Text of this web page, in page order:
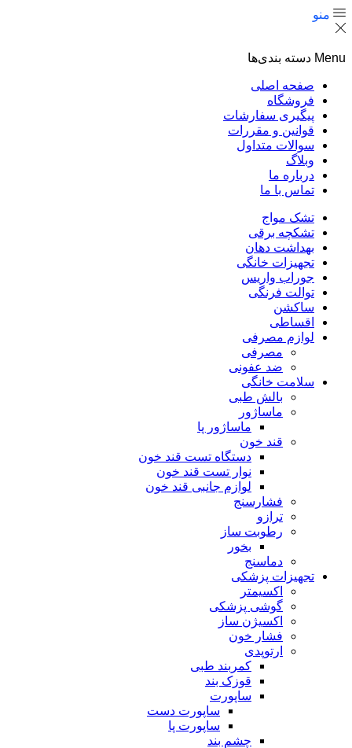
منو
Menu دسته بندی‌ها
صفحه اصلی
فروشگاه
پیگیری سفارشات
قوانین و مقررات
سوالات متداول
وبلاگ
درباره ما
تماس با ما
تشک مواج
تشکچه برقی
بهداشت دهان
تجهیزات خانگی
جوراب واریس
توالت فرنگی
ساکشن
اقساطی
لوازم مصرفی
مصرفی
ضد عفونی
سلامت خانگی
بالش طبی
ماساژور
ماساژور پا
قند خون
دستگاه تست قند خون
نوار تست قند خون
لوازم جانبی قند خون
فشارسنج
ترازو
رطوبت ساز
بخور
دماسنج
تجهیزات پزشکی
اکسیمتر
گوشی پزشکی
اکسیژن ساز
فشار خون
ارتوپدی
کمربند طبی
قوزک بند
ساپورت
ساپورت دست
ساپورت پا
چشم بند